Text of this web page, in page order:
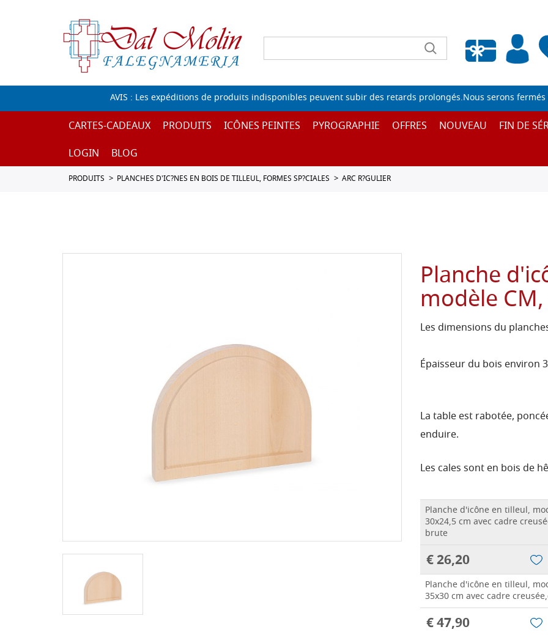
Liste de souhaits vide
AVIS : Les expéditions de produits indisponibles peuvent subir des retards prolongés.Nous serons
CARTES-CADEAUX PRODUITS ICÔNES PEINTES PYROGRAPHIE OFFRES NOUVEAU FIN DE
LOGIN
BLOG
PRODUITS PLANCHES D'IC?NES EN BOIS DE TILLEUL, FORMES SP?CIALES ARC R?GULIER
Planche
modèle
Les dimensions du
Épaisseur du bois environ
La table est rabotée,
enduire.
Les cales sont en bois de
Planche d'icône en tilleul,
30x24,5 cm avec cadre
brute
€ 26,20
Planche d'icône en tilleul,
35x30 cm avec cadre
€ 47,90